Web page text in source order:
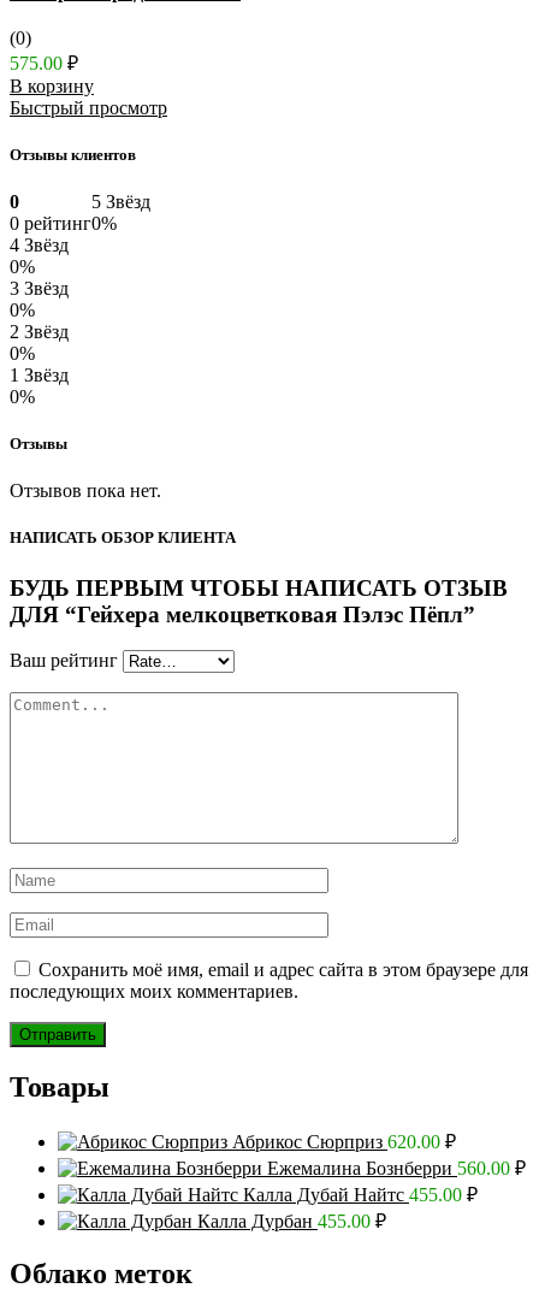
(0)
575.00 ₽
В корзину
Быстрый просмотр
Отзывы клиентов
0
0 рейтинг
5 Звёзд
0%
4 Звёзд
0%
3 Звёзд
0%
2 Звёзд
0%
1 Звёзд
0%
Отзывы
Отзывов пока нет.
НАПИСАТЬ ОБЗОР КЛИЕНТА
БУДЬ ПЕРВЫМ ЧТОБЫ НАПИСАТЬ ОТЗЫВ
ДЛЯ “Гейхера мелкоцветковая Пэлэс Пёпл”
Ваш рейтинг
Сохранить моё имя, email и адрес сайта в этом браузере для
последующих моих комментариев.
Товары
Абрикос Сюрприз 620.00 ₽
Ежемалина Бознберри 560.00 ₽
Калла Дубай Найтс 455.00 ₽
Калла Дурбан 455.00 ₽
Облако меток